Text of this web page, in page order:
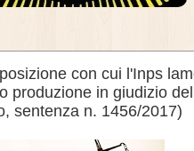
con cui l'Inps
produzione in giudizio
sentenza n. 1456/2017)